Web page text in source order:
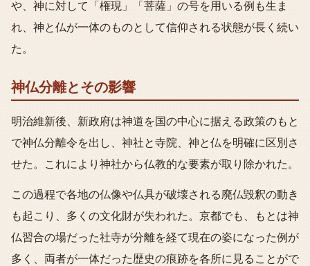
や、神に対して「権現」「菩薩」の号を用いる例も生ま
れ、神と仏が一体のものとして信仰される状態が長く続い
た。
神仏分離とその影響
明治維新後、新政府は神道を国の中心に据える政策のもと
で神仏分離令を出し、神社と寺院、神と仏を明確に区別さ
せた。これにより神社から仏教的な要素が取り除かれた。
この過程で各地の仏像や仏具が破壊される廃仏毀釈の動き
も起こり、多くの文化財が失われた。京都でも、もとは神
仏習合の場だった社寺が分離を経て現在の姿になった例が
多く、両者が一体だった歴史の痕跡を各所に見ることがで